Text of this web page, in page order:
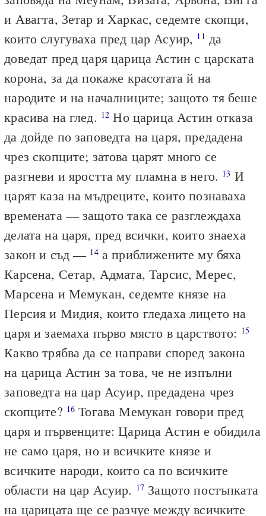
и Авагта, Зетар и Харкас, седемте скопци,
които слугуваха пред цар Асуир, 11 да
доведат пред царя царица Астин с царската
корона, за да покаже красотата й на
народите и на началниците; защото тя беше
красива на глед. 12 Но царица Астин отказа
да дойде по заповедта на царя, предадена
чрез скопците; затова царят много се
разгневи и яростта му пламна в него. 13 И
царят каза на мъдреците, които познаваха
времената — защото така се разглеждаха
делата на царя, пред всички, които знаеха
закон и съд — 14а приближените му бяха
Карсена, Сетар, Адмата, Тарсис, Мерес,
Марсена и Мемукан, седемте князе на
Персия и Мидия, които гледаха лицето на
царя и заемаха първо място в царството: 15
Какво трябва да се направи според закона
на царица Астин за това, че не изпълни
заповедта на цар Асуир, предадена чрез
скопците? 16 Тогава Мемукан говори пред
царя и първенците: Царица Астин е обидила
не само царя, но и всичките князе и
всичките народи, които са по всичките
области на цар Асуир. 17 Защото постъпката
на царицата ще се разчуе между всичките